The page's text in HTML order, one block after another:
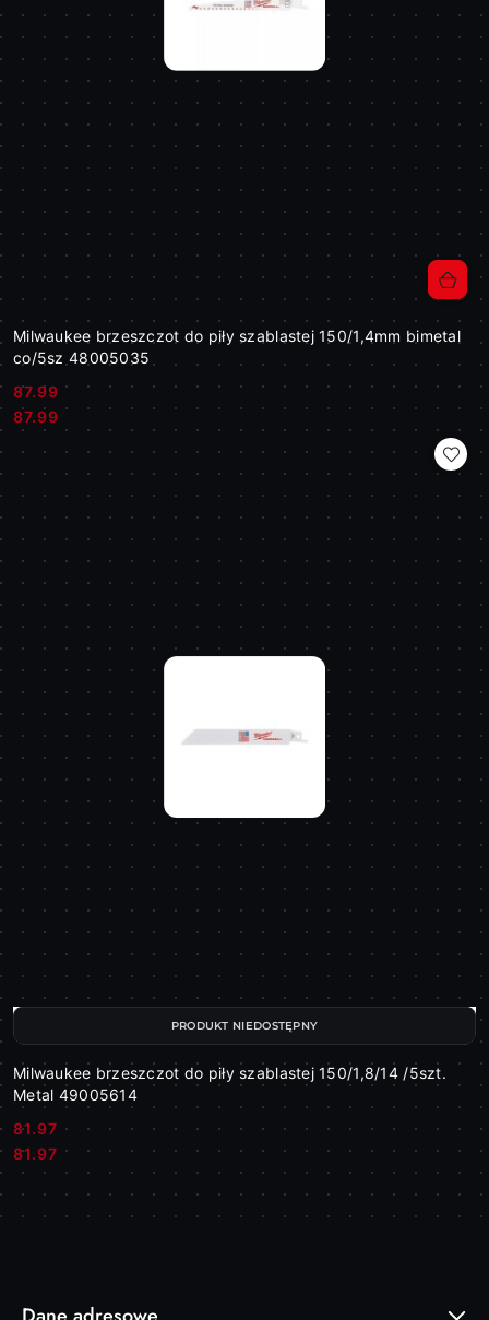
Milwaukee brzeszczot do piły szablastej 150/1,4mm bimetal
co/5sz 48005035
Cena:
87.99
Cena:
87.99
Milwaukee brzeszczot do piły szablastej 150/1,8/14 /5szt.
Metal 49005614
Cena:
81.97
Cena:
81.97
PRODUKT NIEDOSTĘPNY